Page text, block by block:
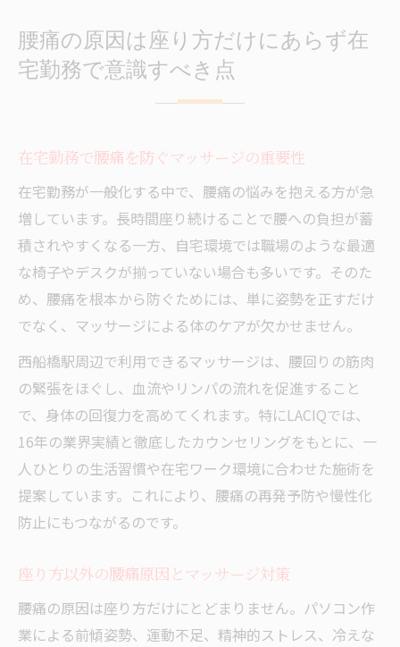
習慣
西船橋駅周辺でマッサージが腰痛改善に導く理
整骨院のマッサージで根本改善を目指す理
由
整体とマッサージの組み合わせが腰痛に有
効
マッサージ施術で腰痛が改善するメカニズ
ム
西船橋の整体院が選ばれるマッサージ技術
在宅勤務の腰痛対策マッサージと環境見直し術
マッサージとデスク環境改善で腰痛予防
在宅勤務の腰痛は生活習慣とマッサージで
対策
腰痛予防には適切なマッサージと姿勢調整
がカギ
法
おすすめマッサージと椅子選びで腰痛を遠
ざける
腰痛の原因は座り方だけにあらず在
宅勤務で意識すべき点
在宅勤務で腰痛を防ぐマッサージの重要性
在宅勤務が一般化する中で、腰痛の悩みを抱える方が急
増しています。長時間座り続けることで腰への負担が蓄
積されやすくなる一方、自宅環境では職場のような最適
な椅子やデスクが揃っていない場合も多いです。そのた
め、腰痛を根本から防ぐためには、単に姿勢を正すだけ
でなく、マッサージによる体のケアが欠かせません。
西船橋駅周辺で利用できるマッサージは、腰回りの筋肉
の緊張をほぐし、血流やリンパの流れを促進すること
で、身体の回復力を高めてくれます。特にLACIQでは、
16年の業界実績と徹底したカウンセリングをもとに、一
人ひとりの生活習慣や在宅ワーク環境に合わせた施術を
提案しています。これにより、腰痛の再発予防や慢性化
防止にもつながるのです。
座り方以外の腰痛原因とマッサージ対策
腰痛の原因は座り方だけにとどまりません。パソコン作
業による前傾姿勢、運動不足、精神的ストレス、冷えな